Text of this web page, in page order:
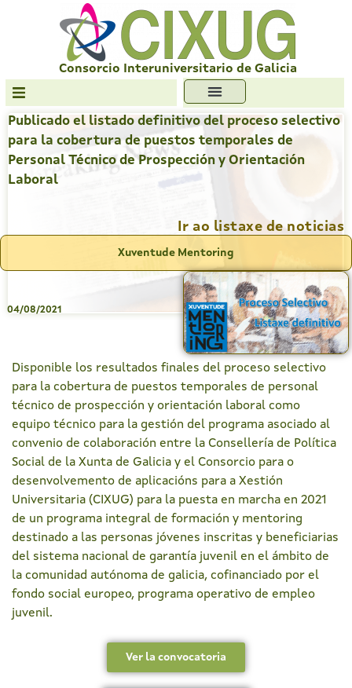
Consorcio Interuniversitario de Galicia
Transparencia
Formación
Servizos
Ofc. Soft. Libre
Publicado el listado definitivo del proceso selectivo
para la cobertura de puestos temporales de
Personal Técnico de Prospección y Orientación
Laboral
Ir ao listaxe de noticias
Xuventude Mentoring
04/08/2021
Disponible los resultados finales del proceso selectivo
para la cobertura de puestos temporales de personal
técnico de prospección y orientación laboral como
equipo técnico para la gestión del programa asociado al
convenio de colaboración entre la Consellería de Política
Social de la Xunta de Galicia y el Consorcio para o
desenvolvemento de aplicacións para a Xestión
Universitaria (CIXUG) para la puesta en marcha en 2021
de un programa integral de formación y mentoring
destinado a las personas jóvenes inscritas y beneficiarias
del sistema nacional de garantía juvenil en el ámbito de
la comunidad autónoma de galicia, cofinanciado por el
fondo social europeo, programa operativo de empleo
juvenil.
Ver la convocatoria